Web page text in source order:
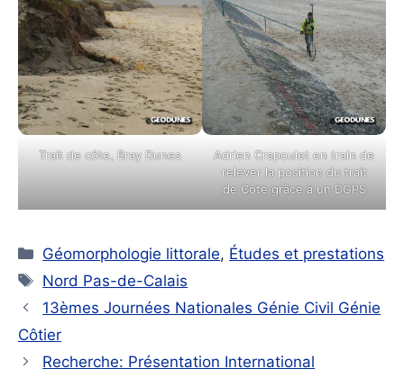
Trait de côte, Bray Dunes
Adrien Crapoulet en train de
relever la position du trait
de Côte grâce à un DGPS
Catégories
Géomorphologie littorale, Études et prestations
Étiquettes
Nord Pas-de-Calais
13èmes Journées Nationales Génie Civil Génie
Côtier
Recherche: Présentation International